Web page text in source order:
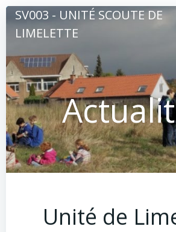
Aller
au
SV003 - UNITÉ SCOUTE DE
LIMELETTE
Unité de